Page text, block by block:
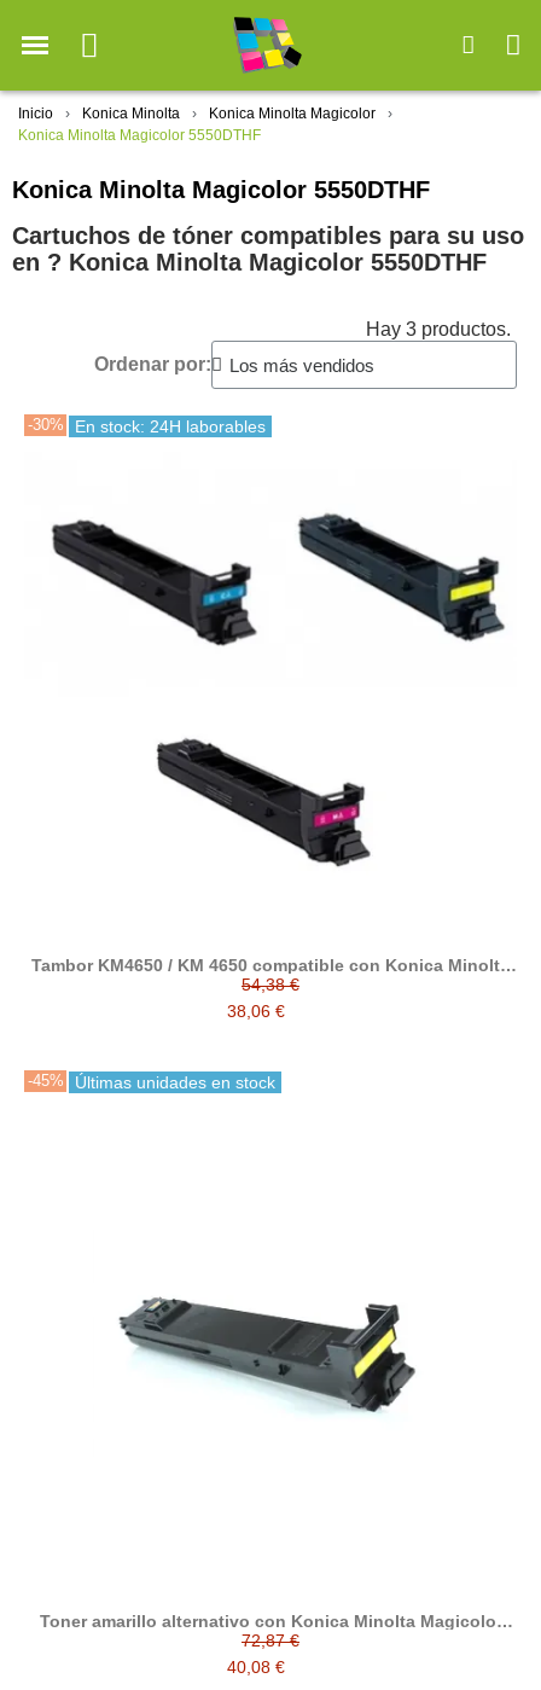
Inicio Konica Minolta
Konica Minolta Magicolor
Konica Minolta Magicolor 5550DTHF
Konica Minolta Magicolor 5550DTHF
Cartuchos de tóner compatibles para su uso
en ?️ Konica Minolta Magicolor 5550DTHF
Hay 3 productos.
Ordenar por:
-30% En stock: 24H laborables
Tambor KM4650 / KM 4650 compatible con Konica Minolta
Magicolor A0310GH / A0310AH / A03105H
54,38 €
38,06 €
-45% Últimas unidades en stock
Toner amarillo alternativo con Konica Minolta Magicolor
5500 / 5550 / 5570 / 5650 / 5670
72,87 €
40,08 €